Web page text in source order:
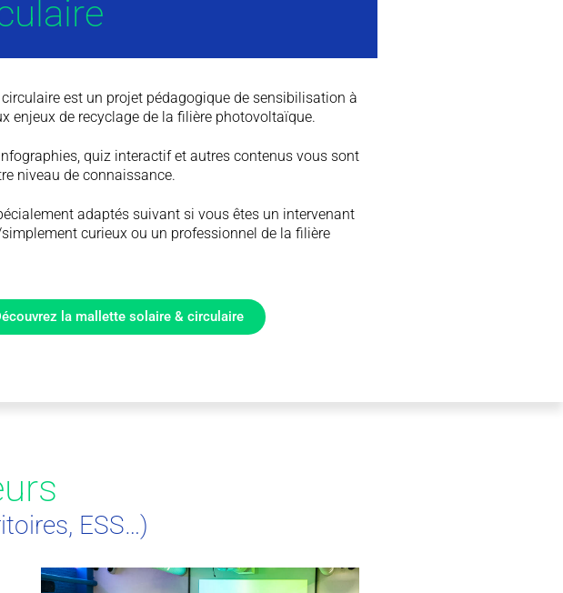
est un projet pédagogique de sensibilisation à
enjeux de recyclage de la filière photovoltaïque.
quiz interactif et autres contenus vous sont
niveau de connaissance.
adaptés suivant si vous êtes un intervenant
curieux ou un professionnel de la filière
la mallette solaire & circulaire
ESS…)